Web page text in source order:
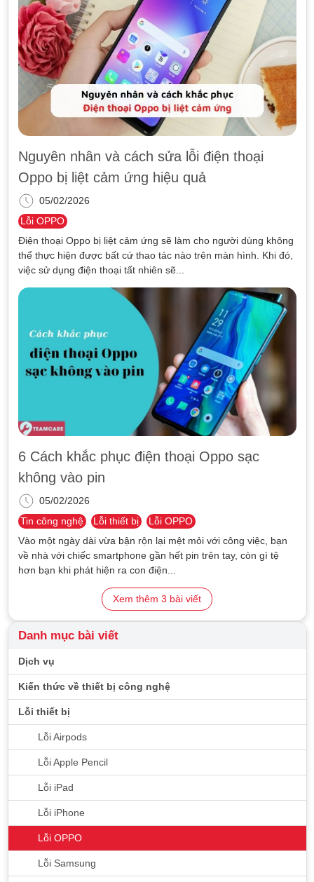
Nguyên nhân và cách sửa lỗi điện thoại
Oppo bị liệt cảm ứng hiệu quả
05/02/2026
Lỗi OPPO
Điện thoại Oppo bị liệt cảm ứng sẽ làm cho người dùng không
thể thực hiện được bất cứ thao tác nào trên màn hình. Khi đó,
việc sử dụng điện thoại tất nhiên sẽ...
6 Cách khắc phục điện thoại Oppo sạc
không vào pin
05/02/2026
Tin công nghệ
Lỗi thiết bị
Lỗi OPPO
Vào một ngày dài vừa bận rộn lại mệt mỏi với công việc, bạn
về nhà với chiếc smartphone gần hết pin trên tay, còn gì tệ
hơn bạn khi phát hiện ra con điện...
Xem thêm 3 bài viết
Danh mục bài viết
Dịch vụ
Kiến thức về thiết bị công nghệ
Lỗi thiết bị
Lỗi Airpods
Lỗi Apple Pencil
Lỗi iPad
Lỗi iPhone
Lỗi OPPO
Lỗi Samsung